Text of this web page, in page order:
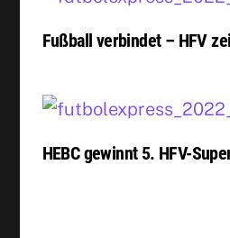
Fußball verbindet – HFV
HEBC gewinnt 5. HFV-